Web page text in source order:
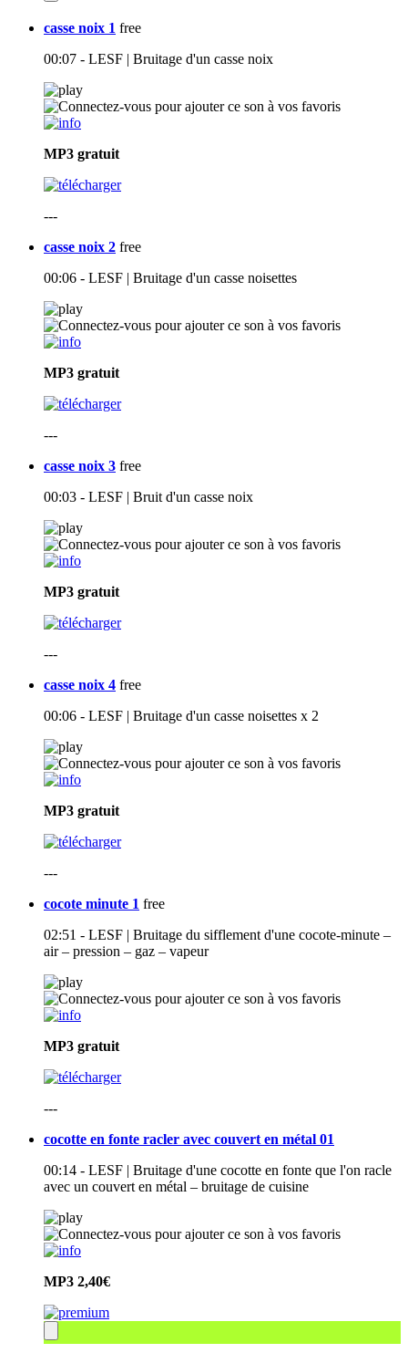
casse noix 1 free
00:07 - LESF | Bruitage d'un casse noix
MP3 gratuit
---
casse noix 2 free
00:06 - LESF | Bruitage d'un casse noisettes
MP3 gratuit
---
casse noix 3 free
00:03 - LESF | Bruit d'un casse noix
MP3 gratuit
---
casse noix 4 free
00:06 - LESF | Bruitage d'un casse noisettes x 2
MP3 gratuit
---
cocote minute 1 free
02:51 - LESF | Bruitage du sifflement d'une cocote-minute –
air – pression – gaz – vapeur
MP3 gratuit
---
cocotte en fonte racler avec couvert en métal 01
00:14 - LESF | Bruitage d'une cocotte en fonte que l'on racle
avec un couvert en métal – bruitage de cuisine
MP3 2,40€